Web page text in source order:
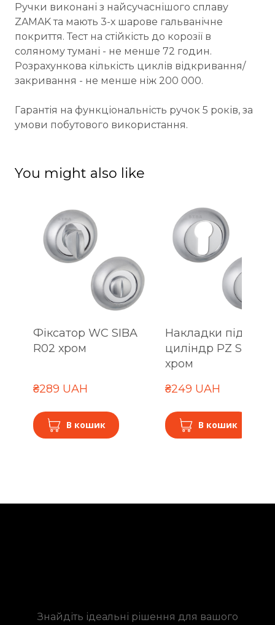
Ручки виконані з найсучаснішого сплаву
ZAMAK та мають 3-х шарове гальванічне
покриття. Тест на стійкість до корозії в
соляному тумані - не менше 72 годин.
Розрахункова кількість циклів відкривання/
закривання - не менше ніж 200 000.
Гарантія на функціональність ручок 5 років, за
умови побутового використання.
You might also like
Фіксатор WC SIBA
R02 хром
₴289 UAH
В кошик
Накладки під
циліндр PZ SIBA
хром
₴249 UAH
В кошик
Знайдіть ідеальні рішення для вашого